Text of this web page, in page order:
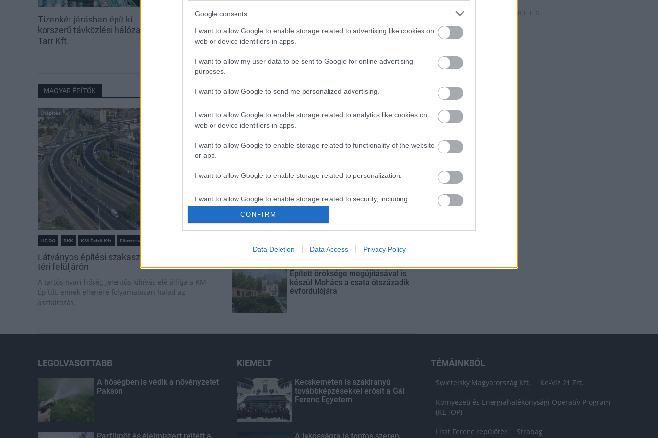
Google consents
I want to allow Google to enable storage related to advertising like cookies on
web or device identifiers in apps.
I want to allow my user data to be sent to Google for online advertising
purposes.
I want to allow Google to send me personalized advertising.
I want to allow Google to enable storage related to analytics like cookies on
web or device identifiers in apps.
I want to allow Google to enable storage related to functionality of the website
or app.
I want to allow Google to enable storage related to personalization.
I want to allow Google to enable storage related to security, including
authentication functionality and fraud prevention, and other user protection.
CONFIRM
Data Deletion Data Access Privacy Policy
Tizenkét járásban épít ki
korszerű távközlési hálózatot a
Tarr Kft.
Új ePapír segíti az utasokat a
szekszárdi autóbusz-
állomáson
megyében is
MAGYAR ÉPÍTŐK
Útépítés
HE-DO BKK KM Építő Kft. Főmterv Mérnöki Tervező Zrt.
Látványos építési szakasz indult be a Flórián
téri felüljárón
A tartós nyári hőség jelentős kihívás elé állítja a KM
Építőt, ennek ellenére folyamatosan halad az
aszfaltozás.
Paks II.: Mit jelent az 5. blokk új
mérföldköve a felülvizsgálat
árnyékában?
közelében lévő logisztikai bázis út-
Látlelet a hazai víziközművekről?
Egyetlen, fél évszázados
Épített öröksége megújításával is
készül Mohács a csata ötszázadik
évfordulójára
HIRDETÉS
LEGOLVASOTTABB
A hőségben is védik a növényzetet
Pakson
Parfümöt és élelmiszert rejtett a
KIEMELT
Kecskeméten is szakirányú
továbbképzésekkel erősít a Gál
Ferenc Egyetem
A lakosságra is fontos szerep
TÉMÁINKBÓL
Swietelsky Magyarország Kft. Ke-Víz 21 Zrt.
Környezeti és Energiahatékonysági Operatív Program
(KEHOP)
Liszt Ferenc repülőtér Strabag